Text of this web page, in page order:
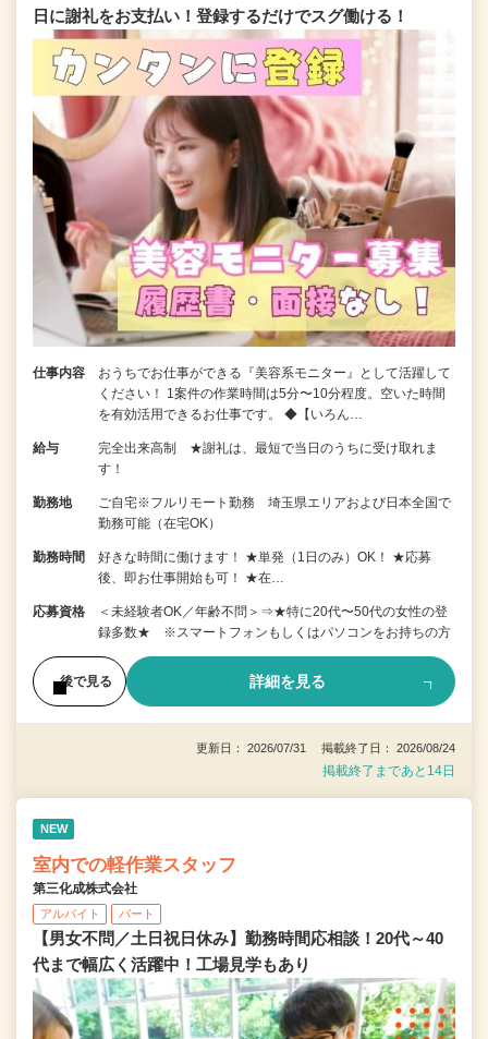
日に謝礼をお支払い！登録するだけでスグ働ける！
仕事内容
おうちでお仕事ができる『美容系モニター』として活躍して
ください！ 1案件の作業時間は5分〜10分程度。空いた時間
を有効活用できるお仕事です。 ◆【いろん…
給与
完全出来高制 ★謝礼は、最短で当日のうちに受け取れま
す！
勤務地
ご自宅※フルリモート勤務 埼玉県エリアおよび日本全国で
勤務可能（在宅OK）
勤務時間
好きな時間に働けます！ ★単発（1日のみ）OK！ ★応募
後、即お仕事開始も可！ ★在…
応募資格
＜未経験者OK／年齢不問＞⇒★特に20代〜50代の女性の登
録多数★ ※スマートフォンもしくはパソコンをお持ちの方
後で見る 詳細を見る
更新日： 2026/07/31 掲載終了日： 2026/08/24
掲載終了まであと14日
NEW
室内での軽作業スタッフ
第三化成株式会社
アルバイト パート
【男女不問／土日祝日休み】勤務時間応相談！20代～40
代まで幅広く活躍中！工場見学もあり